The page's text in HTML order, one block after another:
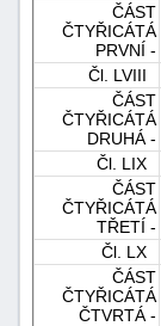
ČÁST
ČTYŘICÁTÁ
PRVNÍ -
Čl. LVIII
ČÁST
ČTYŘICÁTÁ
DRUHÁ -
Čl. LIX
ČÁST
ČTYŘICÁTÁ
TŘETÍ -
Čl. LX
ČÁST
ČTYŘICÁTÁ
ČTVRTÁ -